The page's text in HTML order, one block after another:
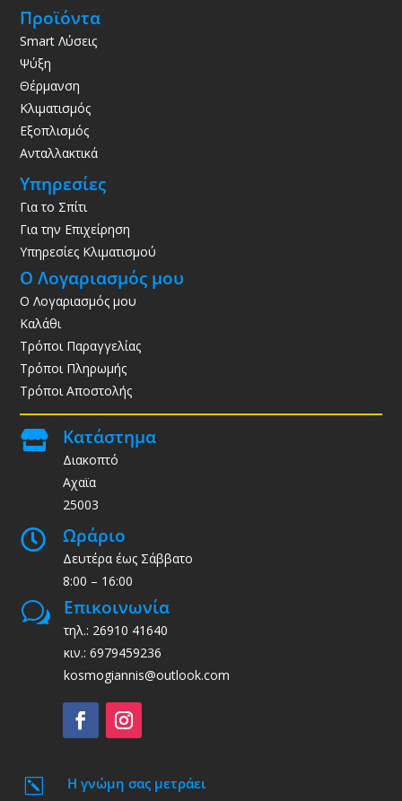
Προϊόντα
Smart Λύσεις
Ψύξη
Θέρμανση
Κλιματισμός
Εξοπλισμός
Ανταλλακτικά
Υπηρεσίες
Για το Σπίτι
Για την Επιχείρηση
Υπηρεσίες Κλιματισμού
Ο Λογαριασμός μου
Ο Λογαριασμός μου
Καλάθι
Τρόποι Παραγγελίας
Τρόποι Πληρωμής
Τρόποι Αποστολής
 Κατάστημα
Διακοπτό
Αχαϊα
25003
 Ωράριο
Δευτέρα έως Σάββατο
8:00 – 16:00
w Επικοινωνία
τηλ.: 26910 41640
κιν.: 6979459236
kosmogiannis@outlook.com
k Η γνώμη σας μετράει